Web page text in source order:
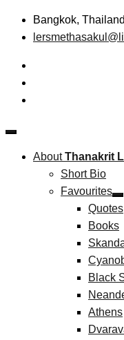
Skip
Bangkok, Thailand
Thanakrit
Technopreneurship
AboutThanakrit
Short Bio
Favourites
Quotes
Books
Black
Athens